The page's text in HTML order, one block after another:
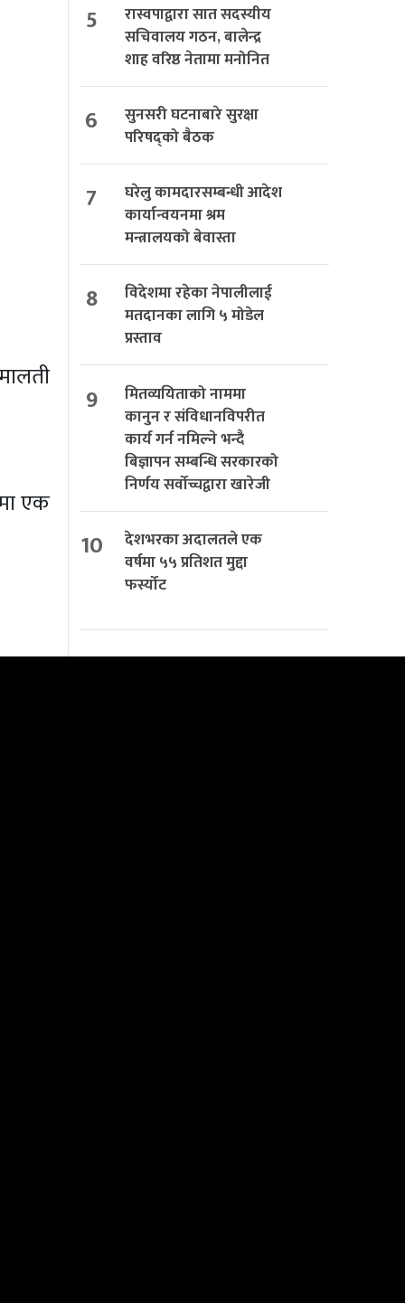
एक
5
रास्वपाद्वारा सात सदस्यीय
सचिवालय गठन, बालेन्द्र
शाह वरिष्ठ नेतामा मनोनित
6
सुनसरी घटनाबारे सुरक्षा
परिषद्को बैठक
7
घरेलु कामदारसम्बन्धी आदेश
कार्यान्वयनमा श्रम
मन्त्रालयको बेवास्ता
8
विदेशमा रहेका नेपालीलाई
मतदानका लागि ५ मोडेल
प्रस्ताव
9
मितव्ययिताको नाममा
कानुन र संविधानविपरीत
कार्य गर्न नमिल्ने भन्दै
बिज्ञापन सम्बन्धि सरकारको
निर्णय सर्वोच्चद्वारा खारेजी
10
देशभरका अदालतले एक
वर्षमा ५५ प्रतिशत मुद्दा
फर्स्योट